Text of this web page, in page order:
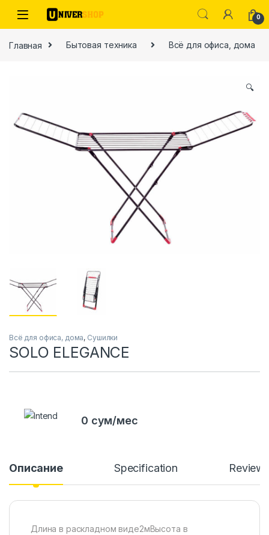
Skip to navigation
Skip to content
0
Главная Бытовая техника Всё для офиса, дома
🔍
Всё для офиса, дома, Сушилки
SOLO ELEGANCE
0 сум/мес
Описание Specification
Длина в раскладном виде2мВысота в